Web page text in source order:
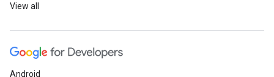
View all
Android